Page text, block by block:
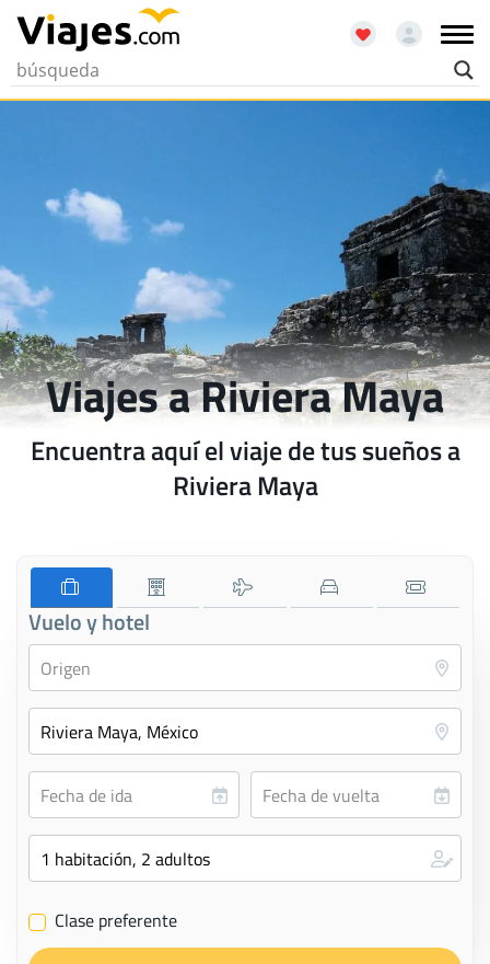
Viajes a Riviera Maya
Encuentra aquí el viaje de tus sueños a
Riviera Maya
Vuelo y hotel
✔ Clase preferente